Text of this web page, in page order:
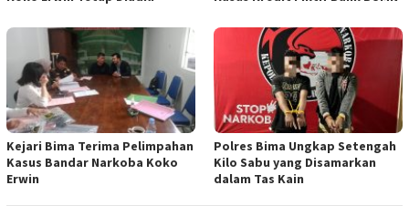
Kejari Bima Terima Pelimpahan
Kasus Bandar Narkoba Koko
Erwin
Polres Bima Ungkap Setengah
Kilo Sabu yang Disamarkan
dalam Tas Kain